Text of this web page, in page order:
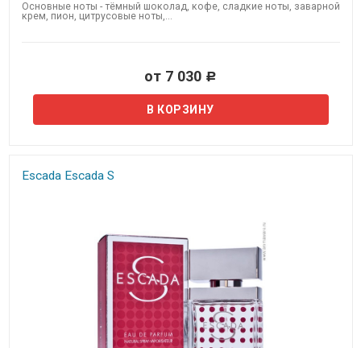
Основные ноты - тёмный шоколад, кофе, сладкие ноты, заварной
крем, пион, цитрусовые ноты,...
от 7 030 Р
Escada Escada S